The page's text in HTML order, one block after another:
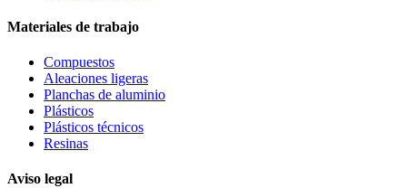
Materiales de trabajo
Compuestos
Aleaciones ligeras
Planchas de aluminio
Plásticos
Plásticos técnicos
Resinas
Aviso legal